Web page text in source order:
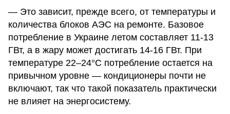
— Это зависит, прежде всего, от температуры и
количества блоков АЭС на ремонте. Базовое
потребление в Украине летом составляет 11-13
ГВт, а в жару может достигать 14-16 ГВт. При
температуре 22–24°C потребление остается на
привычном уровне — кондиционеры почти не
включают, так что такой показатель практически
не влияет на энергосистему.